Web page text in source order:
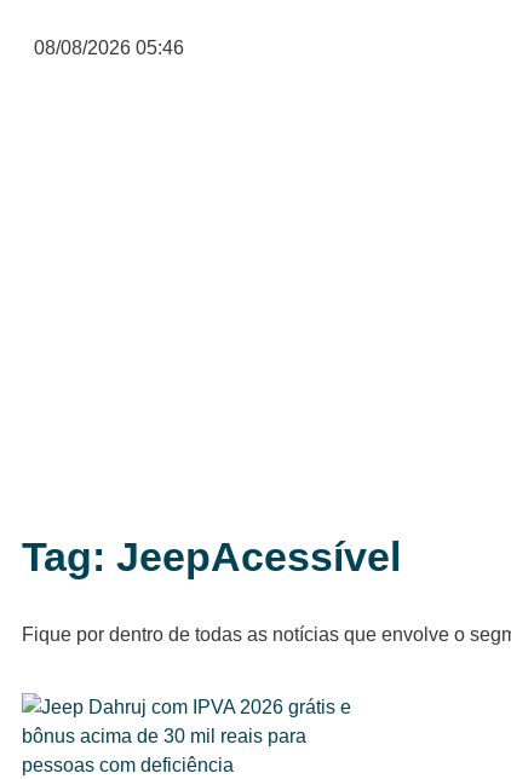
08/08/2026 05:46
Tag: JeepAcessível
Fique por dentro de todas as notícias que envolve o